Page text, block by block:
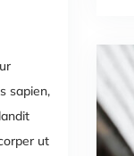
sapien,
ut